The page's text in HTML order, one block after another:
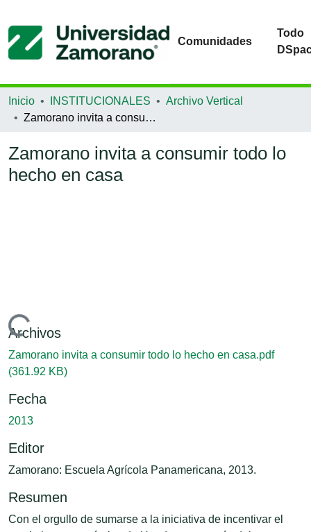
Comunidades
Todo
Inicio INSTITUCIONALES
Archivo Vertical
Zamorano invita a consumir todo lo hecho en casa
Zamorano invita a consumir todo lo
hecho en casa
Cargando...
Archivos
Zamorano invita a consumir todo lo hecho en casa.pdf
(361.92 KB)
Fecha
2013
Editor
Zamorano: Escuela Agrícola Panamericana, 2013.
Resumen
Con el orgullo de sumarse a la iniciativa de incentivar el